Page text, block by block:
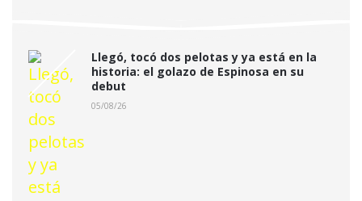
Llegó, tocó dos pelotas y ya está en la
historia: el golazo de Espinosa en su
debut
05/08/26